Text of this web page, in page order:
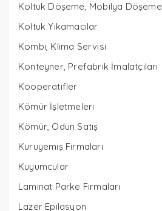
Koltuk Döşeme, Mobilya Döşeme
Koltuk Yıkamacılar
Kombi, Klima Servisi
Konteyner, Prefabrik İmalatçıları
Kooperatifler
Kömür İşletmeleri
Kömür, Odun Satış
Kuruyemiş Firmaları
Kuyumcular
Laminat Parke Firmaları
Lazer Epilasyon